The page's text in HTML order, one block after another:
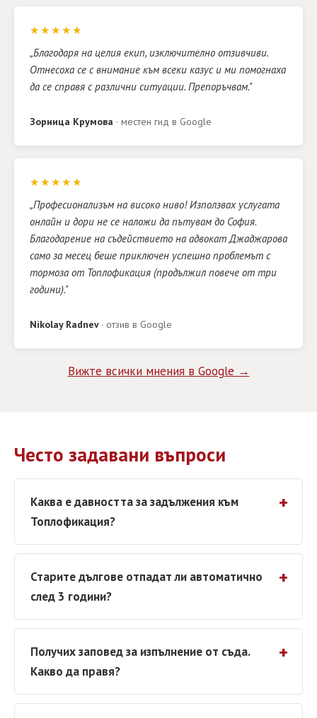
★★★★★
„Благодаря на целия екип, изключително отзивчиви.
Отнесоха се с внимание към всеки казус и ми помогнаха
да се справя с различни ситуации. Препоръчвам."
Зорница Крумова · местен гид в Google
★★★★★
„Професионализъм на високо ниво! Използвах услугата
онлайн и дори не се наложи да пътувам до София.
Благодарение на съдействието на адвокат Джаджарова
само за месец беше приключен успешно проблемът с
тормоза от Топлофикация (продължил повече от три
години)."
Nikolay Radnev · отзив в Google
Вижте всички мнения в Google →
Често задавани въпроси
Каква е давността за задължения към
Топлофикация?
Старите дългове отпадат ли автоматично
след 3 години?
Получих заповед за изпълнение от съда.
Какво да правя?